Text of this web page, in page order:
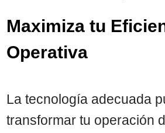
Maximiza tu
Operativa
La tecnología adecuada
transformar tu operación